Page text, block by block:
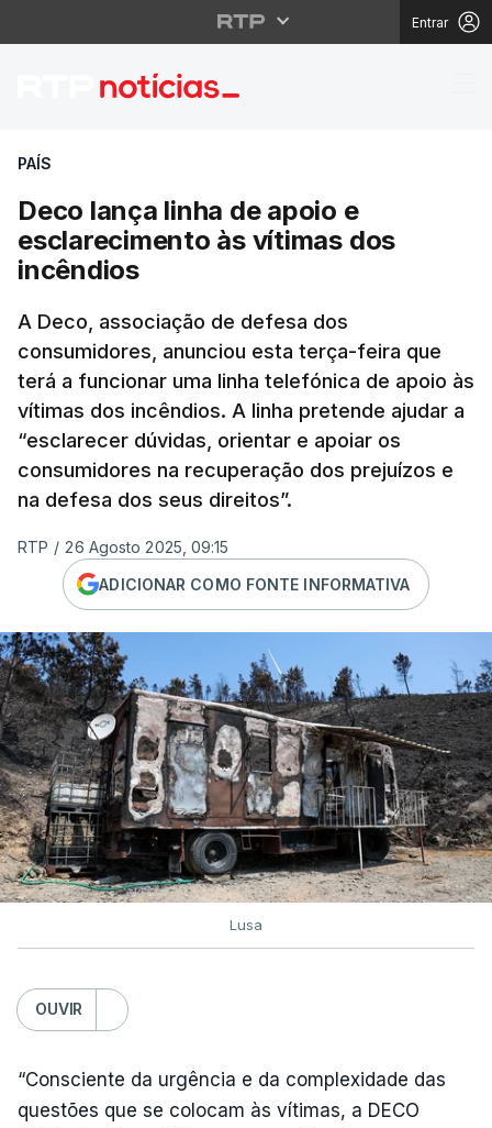
Entrar
Deco lança linha de
PAÍS
Deco lança linha de apoio e
esclarecimento às vítimas dos
incêndios
A Deco, associação de defesa dos
consumidores, anunciou esta terça-feira que
terá a funcionar uma linha telefónica de apoio às
vítimas dos incêndios. A linha pretende ajudar a
“esclarecer dúvidas, orientar e apoiar os
consumidores na recuperação dos prejuízos e
na defesa dos seus direitos”.
RTP / 26 Agosto 2025, 09:15
ADICIONAR COMO FONTE INFORMATIVA
Lusa
OUVIR
“Consciente da urgência e da complexidade das
questões que se colocam às vítimas, a DECO